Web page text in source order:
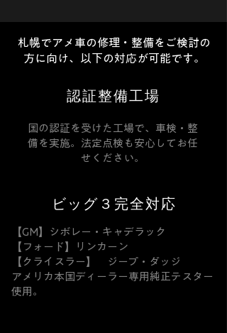
札幌でアメ車の修理・整備をご検討の
方に向け、以下の対応が可能です。
認証整備工場
国の認証を受けた工場で、車検・整
備を実施。法定点検も安心してお任
せください。
ビッグ３完全対応
【GM】シボレー・キャデラック
【フォード】リンカーン
【クライスラー】 ジープ・ダッジ
アメリカ本国ディーラー専用純正テスター
使用。